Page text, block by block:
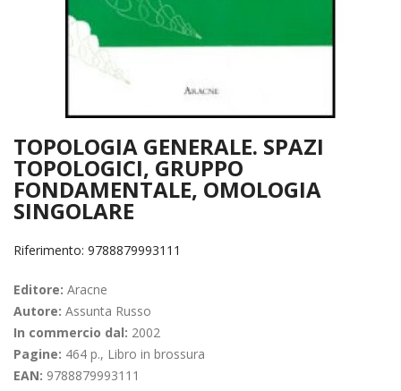
TOPOLOGIA GENERALE. SPAZI
TOPOLOGICI, GRUPPO
FONDAMENTALE, OMOLOGIA
SINGOLARE
Riferimento: 9788879993111
Editore: Aracne
Autore: Assunta Russo
In commercio dal: 2002
Pagine: 464 p., Libro in brossura
EAN: 9788879993111